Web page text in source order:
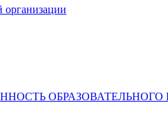
организации
ОБРАЗОВАТЕЛЬНОГО